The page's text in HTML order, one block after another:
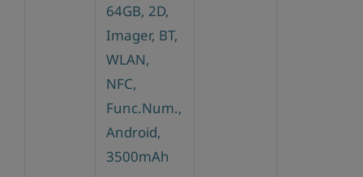
64GB, 2D,
Imager, BT,
WLAN,
NFC,
Func.Num.,
Android,
3500mAh